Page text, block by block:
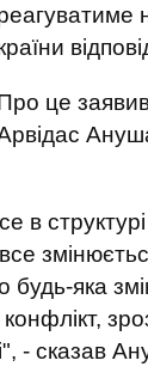
це
в
яка
- сказав